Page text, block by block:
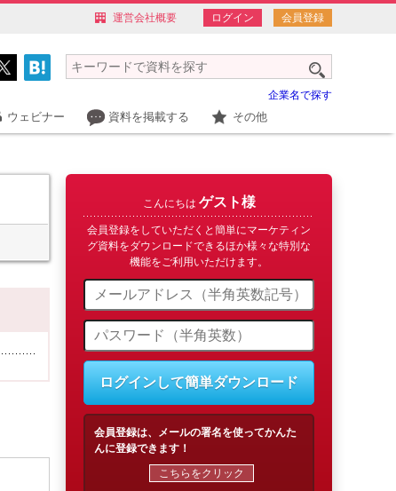
運営会社概要 ログイン 会員登録
企業名で探す
ウェビナー 資料を掲載する その他
こんにちは ゲスト様
会員登録をしていただくと簡単にマーケティン
グ資料をダウンロードできるほか様々な特別な
機能をご利用いただけます。
ログインして簡単ダウンロード
会員登録は、メールの署名を使ってかんた
んに登録できます！
こちらをクリック